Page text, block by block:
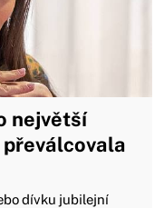
největší
dívku jubilejní